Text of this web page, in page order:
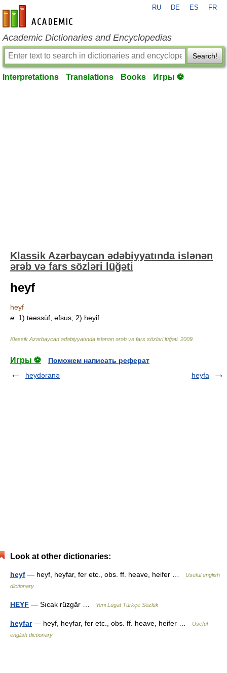
en-academic.com
RU DE ES FR
Academic Dictionaries and Encyclopedias
Search!
Interpretations Translations Books Игры ⚽
Klassik Azərbaycan ədəbiyyatında islənən
ərəb və fars sözləri lüğəti
heyf
heyf
ə. 1) təəssüf, əfsus; 2) heyif
Klassik Azərbaycan ədəbiyyatında islənən ərəb və fars sözləri lüğəti. 2009
Игры ⚽
Поможем написать реферат
heydəranə
heyfa
Look at other dictionaries:
heyf — heyf, heyfar, fer etc., obs. ff. heave, heifer …
Useful english
dictionary
HEYF — Sıcak rüzgâr … Yeni Lügat Türkçe Sözlük
heyfar— heyf, heyfar, fer etc., obs. ff. heave, heifer …
Useful
english dictionary